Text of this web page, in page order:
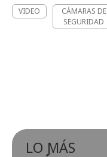
VIDEO
CÁMARAS DE
SEGURIDAD
LO MÁS